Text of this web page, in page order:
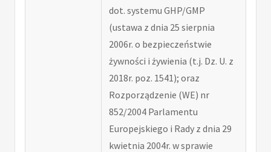
dot. systemu GHP/GMP
(ustawa z dnia 25 sierpnia
2006r. o bezpieczeństwie
żywności i żywienia (t.j. Dz. U. z
2018r. poz. 1541); oraz
Rozporządzenie (WE) nr
852/2004 Parlamentu
Europejskiego i Rady z dnia 29
kwietnia 2004r. w sprawie